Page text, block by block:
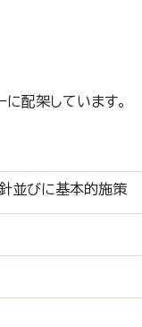
配架しています。
並びに基本的施策